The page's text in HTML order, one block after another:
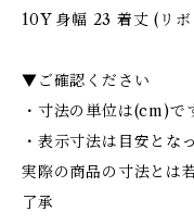
10Y 身幅 23 着丈 (リ
▼ご確認ください
・寸法の単位は(cm)で
・表示寸法は目安とな
実際の商品の寸法とは
了承